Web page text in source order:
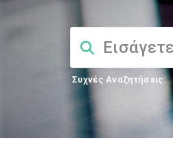
Συχνές Αναζητήσεις: